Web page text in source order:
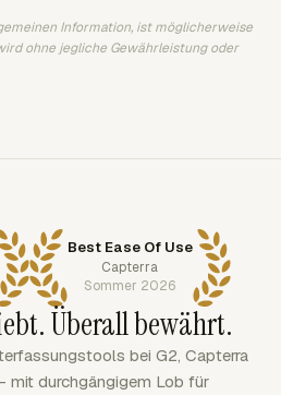
Information, ist möglicherweise
ohne jegliche Gewährleistung oder
Best Ease Of Use
Capterra
Sommer 2026
Überall bewährt.
bei G2, Capterra
mit durchgängigem Lob für